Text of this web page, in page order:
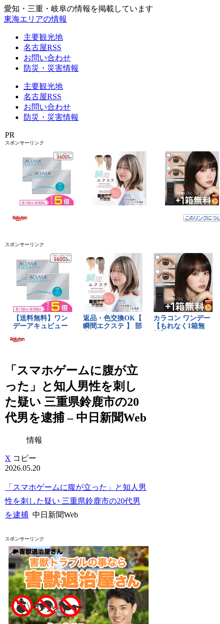
愛知・三重・岐阜の情報を掲載しています
東海エリアの情報
主要観光地
名古屋RSS
お問い合わせ
防災・災害情報
主要観光地
名古屋RSS
お問い合わせ
防災・災害情報
PR
スポンサーリンク
スポンサーリンク
「スマホゲームに腹が立
った」と知人男性を刺し
た疑い 三重県鈴鹿市の20
代男を逮捕 – 中日新聞Web
情報
X コピー
2026.05.20
「スマホゲームに腹が立った」と知人男
性を刺した疑い 三重県鈴鹿市の20代男
を逮捕 中日新聞Web
スポンサーリンク